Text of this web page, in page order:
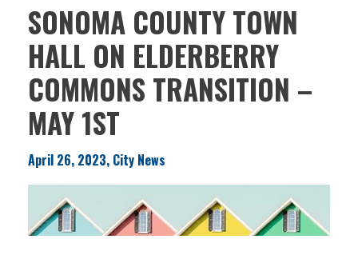
SONOMA COUNTY TOWN
HALL ON ELDERBERRY
COMMONS TRANSITION –
MAY 1ST
April 26, 2023, City News